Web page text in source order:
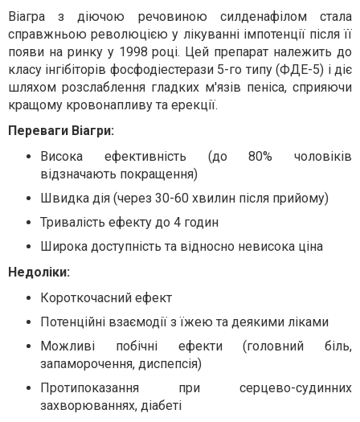
Віагра з діючою речовиною силденафілом стала
справжньою революцією у лікуванні імпотенції після її
появи на ринку у 1998 році. Цей препарат належить до
класу інгібіторів фосфодіестерази 5-го типу (ФДЕ-5) і діє
шляхом розслаблення гладких м'язів пеніса, сприяючи
кращому кровонапливу та ерекції.
Переваги Віагри:
Висока ефективність (до 80% чоловіків
відзначають покращення)
Швидка дія (через 30-60 хвилин після прийому)
Тривалість ефекту до 4 годин
Широка доступність та відносно невисока ціна
Недоліки:
Короткочасний ефект
Потенційні взаємодії з їжею та деякими ліками
Можливі побічні ефекти (головний біль,
запаморочення, диспепсія)
Протипоказання при серцево-судинних
захворюваннях, діабеті